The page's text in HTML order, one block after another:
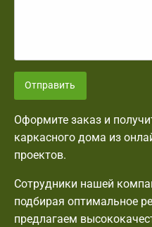
Отправить
Оформите заказ и
каркасного дома из
проектов.
Сотрудники нашей
подбирая оптимальное
предлагаем